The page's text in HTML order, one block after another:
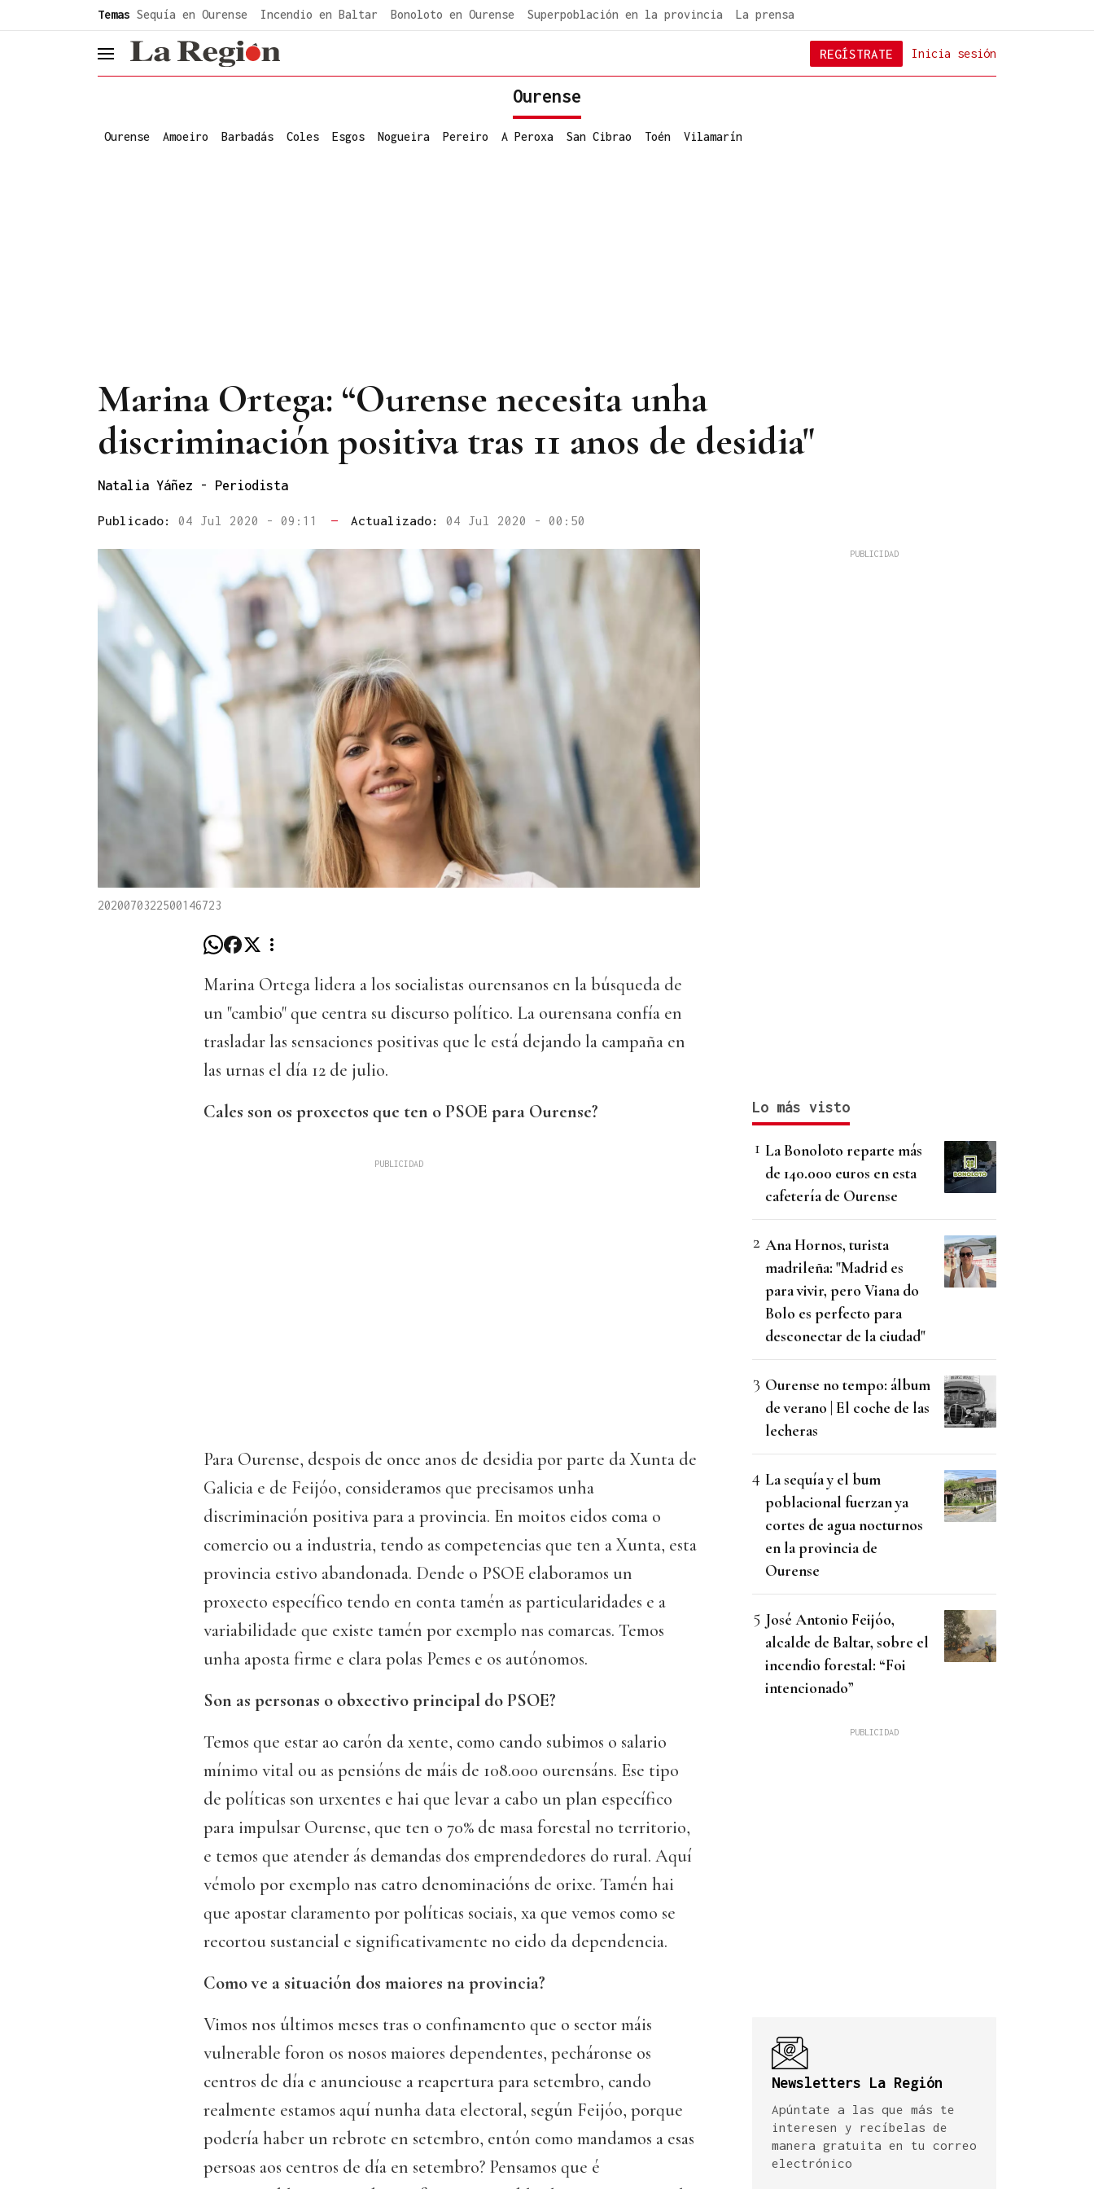
Temas Sequía en Ourense Incendio en Baltar Bonoloto en Ourense Superpoblación en la provincia La prensa
header.menu.open Inicia sesión
REGÍSTRATE
Ourense
Ourense Amoeiro Barbadás Coles Esgos Nogueira Pereiro A Peroxa San Cibrao Toén Vilamarín
Marina Ortega: “Ourense necesita unha
discriminación positiva tras 11 anos de desidia"
Natalia Yáñez - Periodista
Publicado: 04 Jul 2020 - 09:11 — Actualizado: 04 Jul 2020 - 00:50
2020070322500146723
Marina Ortega lidera a los socialistas ourensanos en la búsqueda de
un "cambio" que centra su discurso político. La ourensana confía en
trasladar las sensaciones positivas que le está dejando la campaña en
las urnas el día 12 de julio.
Cales son os proxectos que ten o PSOE para Ourense?
Para Ourense, despois de once anos de desidia por parte da Xunta de
Galicia e de Feijóo, consideramos que precisamos unha
discriminación positiva para a provincia. En moitos eidos coma o
comercio ou a industria, tendo as competencias que ten a Xunta, esta
provincia estivo abandonada. Dende o PSOE elaboramos un
proxecto específico tendo en conta tamén as particularidades e a
variabilidade que existe tamén por exemplo nas comarcas. Temos
unha aposta firme e clara polas Pemes e os autónomos.
Son as personas o obxectivo principal do PSOE?
Temos que estar ao carón da xente, como cando subimos o salario
mínimo vital ou as pensións de máis de 108.000 ourensáns. Ese tipo
de políticas son urxentes e hai que levar a cabo un plan específico
para impulsar Ourense, que ten o 70% de masa forestal no territorio,
e temos que atender ás demandas dos emprendedores do rural. Aquí
vémolo por exemplo nas catro denominacións de orixe. Tamén hai
que apostar claramento por políticas sociais, xa que vemos como se
recortou sustancial e significativamente no eido da dependencia.
Como ve a situación dos maiores na provincia?
Vimos nos últimos meses tras o confinamento que o sector máis
vulnerable foron os nosos maiores dependentes, pecháronse os
centros de día e anunciouse a reapertura para setembro, cando
realmente estamos aquí nunha data electoral, según Feijóo, porque
podería haber un rebrote en setembro, entón como mandamos a esas
persoas aos centros de día en setembro? Pensamos que é
Lo más visto
La Bonoloto reparte más
de 140.000 euros en esta
cafetería de Ourense
Ana Hornos, turista
madrileña: "Madrid es
para vivir, pero Viana do
Bolo es perfecto para
desconectar de la ciudad"
Ourense no tempo: álbum
de verano | El coche de las
lecheras
La sequía y el bum
poblacional fuerzan ya
cortes de agua nocturnos
en la provincia de
Ourense
José Antonio Feijóo,
alcalde de Baltar, sobre el
incendio forestal: “Foi
intencionado”
Newsletters La Región
Apúntate a las que más te
interesen y recíbelas de
manera gratuita en tu correo
electrónico